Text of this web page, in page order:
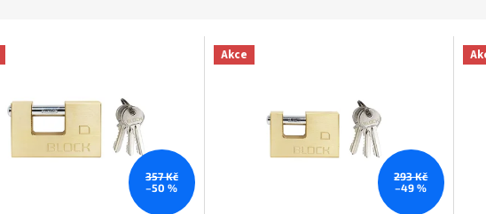
357 Kč
–50 %
Akce
293 Kč
–49 %